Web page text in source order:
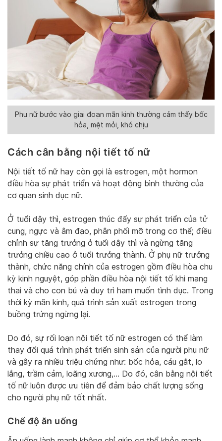
Phụ nữ bước vào giai đoạn mãn kinh thường cảm thấy bốc
hỏa, mệt mỏi, khó chịu
Cách cân bằng nội tiết tố nữ
Nội tiết tố nữ hay còn gọi là estrogen, một hormon
điều hòa sự phát triển và hoạt động bình thường của
cơ quan sinh dục nữ.
Ở tuổi dậy thì, estrogen thúc đẩy sự phát triển của tử
cung, ngực và âm đạo, phân phối mỡ trong cơ thể; điều
chỉnh sự tăng trưởng ở tuổi dậy thì và ngừng tăng
trưởng chiều cao ở tuổi trưởng thành. Ở phụ nữ trưởng
thành, chức năng chính của estrogen gồm điều hòa chu
kỳ kinh nguyệt, góp phần điều hòa nội tiết tố khi mang
thai và cho con bú và duy trì ham muốn tình dục. Trong
thời kỳ mãn kinh, quá trình sản xuất estrogen trong
buồng trứng ngừng lại.
Do đó, sự rối loạn nội tiết tố nữ estrogen có thể làm
thay đổi quá trình phát triển sinh sản của người phụ nữ
và gây ra nhiều triệu chứng như: bốc hỏa, cáu gắt, lo
lắng, trầm cảm, loãng xương,… Do đó, cân bằng nội tiết
tố nữ luôn được ưu tiên để đảm bảo chất lượng sống
cho người phụ nữ tốt nhất.
Chế độ ăn uống